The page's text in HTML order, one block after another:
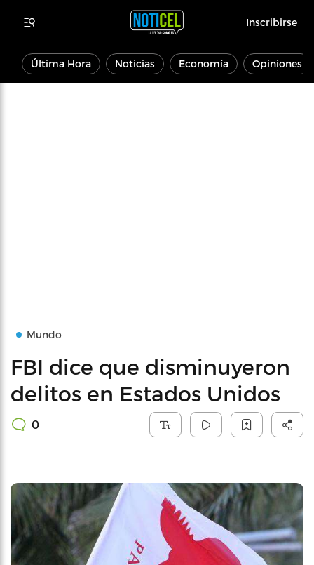
Inscribirse
Última Hora Noticias Economía Opiniones
Mundo
FBI dice que disminuyeron
delitos en Estados Unidos
0